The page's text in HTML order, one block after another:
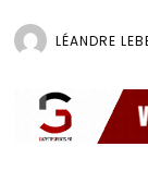
LÉANDRE